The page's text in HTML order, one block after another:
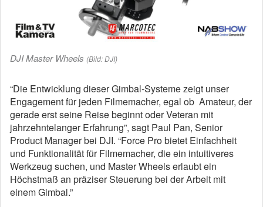
DJI Master Wheels (Bild: DJI)
“Die Entwicklung dieser Gimbal-Systeme zeigt unser
Engagement für jeden Filmemacher, egal ob Amateur, der
gerade erst seine Reise beginnt oder Veteran mit
jahrzehntelanger Erfahrung”, sagt Paul Pan, Senior
Product Manager bei DJI. “Force Pro bietet Einfachheit
und Funktionalität für Filmemacher, die ein intuitiveres
Werkzeug suchen, und Master Wheels erlaubt ein
Höchstmaß an präziser Steuerung bei der Arbeit mit
einem Gimbal.”